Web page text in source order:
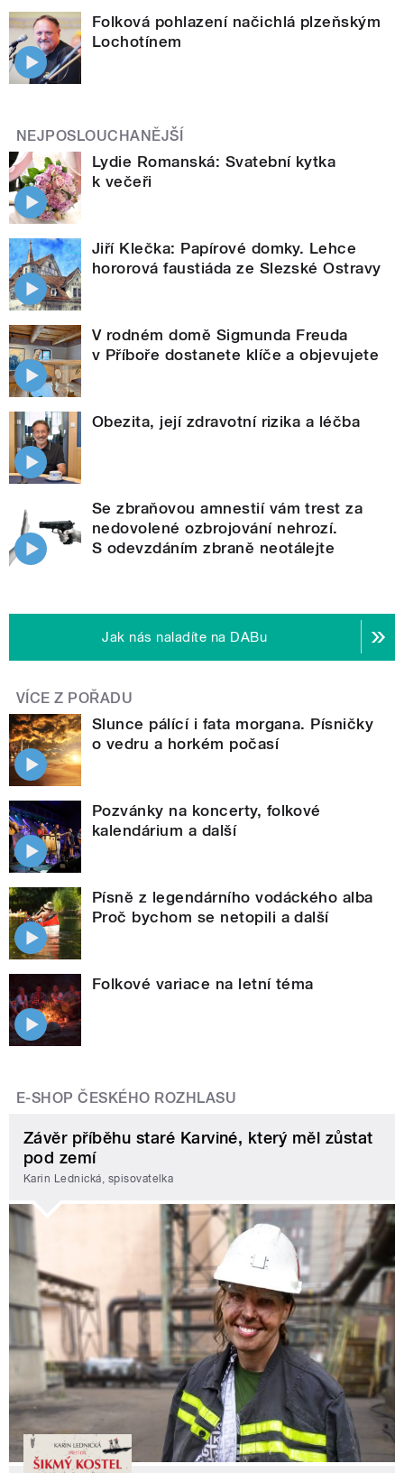
Folková pohlazení načichlá plzeňským
Lochotínem
NEJPOSLOUCHANĚJŠÍ
Lydie Romanská: Svatební kytka
k večeři
Jiří Klečka: Papírové domky. Lehce
hororová faustiáda ze Slezské Ostravy
V rodném domě Sigmunda Freuda
v Příboře dostanete klíče a objevujete
Obezita, její zdravotní rizika a léčba
Se zbraňovou amnestií vám trest za
nedovolené ozbrojování nehrozí.
S odevzdáním zbraně neotálejte
Jak nás naladíte na DABu
VÍCE Z POŘADU
Slunce pálící i fata morgana. Písničky
o vedru a horkém počasí
Pozvánky na koncerty, folkové
kalendárium a další
Písně z legendárního vodáckého alba
Proč bychom se netopili a další
Folkové variace na letní téma
E-SHOP ČESKÉHO ROZHLASU
Závěr příběhu staré Karviné, který měl zůstat
pod zemí
Karin Lednická, spisovatelka